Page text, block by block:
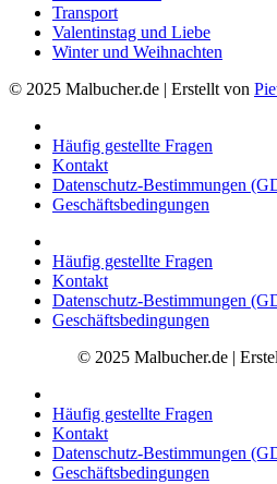
Transport
Valentinstag und Liebe
Winter und Weihnachten
© 2025 Malbucher.de | Erstellt von
Häufig gestellte Fragen
Kontakt
Datenschutz-Bestimmungen
Geschäftsbedingungen
Häufig gestellte Fragen
Kontakt
Datenschutz-Bestimmungen
Geschäftsbedingungen
© 2025 Malbucher.de |
Häufig gestellte Fragen
Kontakt
Datenschutz-Bestimmungen
Geschäftsbedingungen